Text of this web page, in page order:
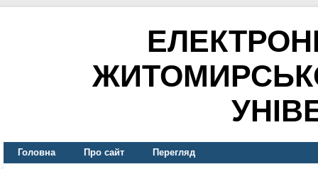
Головна Про сайт Перегляд